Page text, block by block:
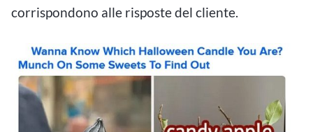
corrispondono alle risposte del cliente.